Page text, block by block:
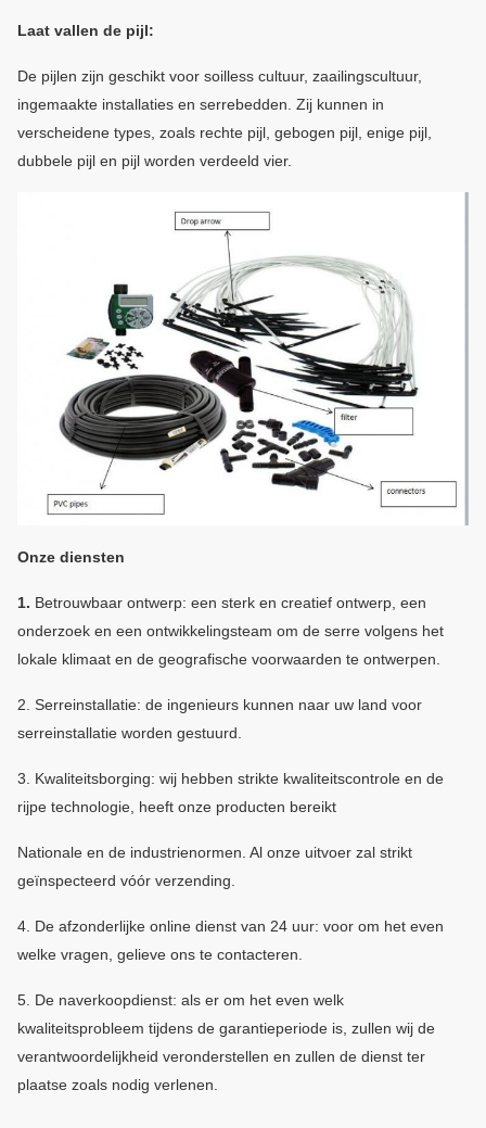
Laat vallen de pijl:
De pijlen zijn geschikt voor soilless cultuur, zaailingscultuur,
ingemaakte installaties en serrebedden. Zij kunnen in
verscheidene types, zoals rechte pijl, gebogen pijl, enige pijl,
dubbele pijl en pijl worden verdeeld vier.
Onze diensten
1. Betrouwbaar ontwerp: een sterk en creatief ontwerp, een
onderzoek en een ontwikkelingsteam om de serre volgens het
lokale klimaat en de geografische voorwaarden te ontwerpen.
2. Serreinstallatie: de ingenieurs kunnen naar uw land voor
serreinstallatie worden gestuurd.
3. Kwaliteitsborging: wij hebben strikte kwaliteitscontrole en de
rijpe technologie, heeft onze producten bereikt
Nationale en de industrienormen. Al onze uitvoer zal strikt
geïnspecteerd vóór verzending.
4. De afzonderlijke online dienst van 24 uur: voor om het even
welke vragen, gelieve ons te contacteren.
5. De naverkoopdienst: als er om het even welk
kwaliteitsprobleem tijdens de garantieperiode is, zullen wij de
verantwoordelijkheid veronderstellen en zullen de dienst ter
plaatse zoals nodig verlenen.